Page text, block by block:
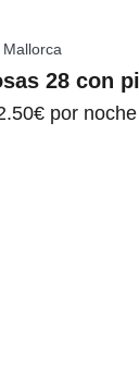
28 con
por noche